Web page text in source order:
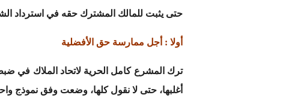
حتى يثبت للمالك المشترك حقه في استرداد
أولا : أجل ممارسة حق الأفضلية
ترك المشرع كامل الحرية لاتحاد الملاك في